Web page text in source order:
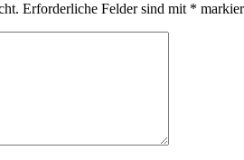
Erforderliche Felder sind mit *